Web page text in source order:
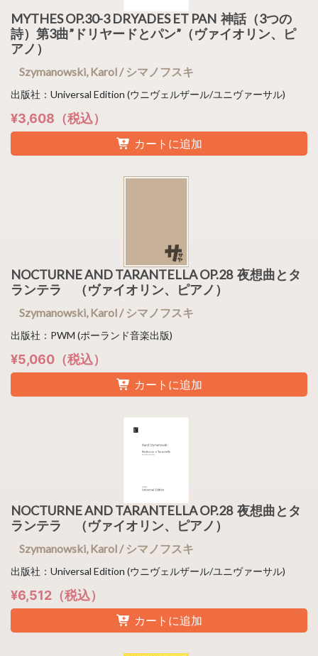
MYTHES OP.30-3 DRYADES ET PAN 神話（3つの
詩）第3曲”ドリヤードとパン”（ヴァイオリン、ピ
アノ）
Szymanowski, Karol / シマノフスキ
出版社：Universal Edition (ウニヴェルザール/ユニヴァーサル)
¥3,608（税込）
カートに追加
NOCTURNE AND TARANTELLA OP.28 夜想曲とタ
ランテラ （ヴァイオリン、ピアノ）
Szymanowski, Karol / シマノフスキ
出版社：PWM (ポーランド音楽出版)
¥5,060（税込）
カートに追加
NOCTURNE AND TARANTELLA OP.28 夜想曲とタ
ランテラ （ヴァイオリン、ピアノ）
Szymanowski, Karol / シマノフスキ
出版社：Universal Edition (ウニヴェルザール/ユニヴァーサル)
¥6,512（税込）
カートに追加